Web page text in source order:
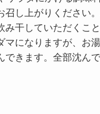
召し上がりください
干していただくこ
マになりますが、お
できます。全部沈ん